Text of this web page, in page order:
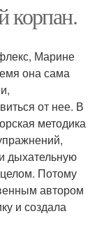
корпан.
Марине
она сама
от нее. В
методика
дыхательную
Потому
автором
и создала